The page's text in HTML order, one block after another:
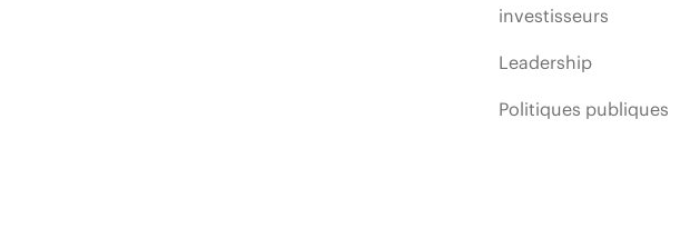
investisseurs
Leadership
Politiques publiques